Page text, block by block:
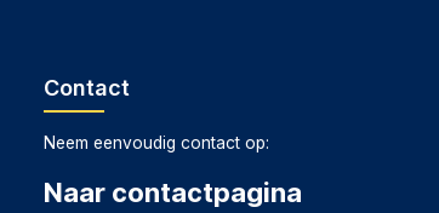
Contact
Neem eenvoudig contact op:
Naar contactpagina